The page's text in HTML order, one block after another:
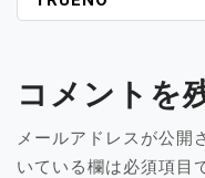
ビ
ー
シ
ョ
ン
コメントを
メールアドレスが公開
いている欄は必須項目